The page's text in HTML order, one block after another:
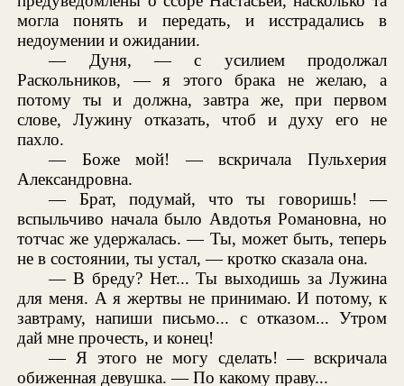
могла понять и передать, и исстрадались в
недоумении и ожидании.
— Дуня, — с усилием продолжал
Раскольников, — я этого брака не желаю, а
потому ты и должна, завтра же, при первом
слове, Лужину отказать, чтоб и духу его не
пахло.
— Боже мой! — вскричала Пульхерия
Александровна.
— Брат, подумай, что ты говоришь! —
вспыльчиво начала было Авдотья Романовна, но
тотчас же удержалась. — Ты, может быть, теперь
не в состоянии, ты устал, — кротко сказала она.
— В бреду? Нет... Ты выходишь за Лужина
для меня. А я жертвы не принимаю. И потому, к
завтраму, напиши письмо... с отказом... Утром
дай мне прочесть, и конец!
— Я этого не могу сделать! — вскричала
обиженная девушка. — По какому праву...